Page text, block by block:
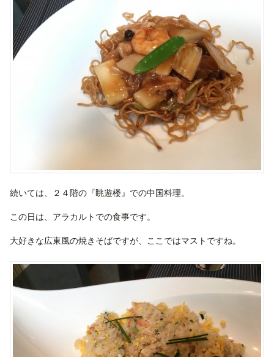
続いては、２４階の『眺遊楼』での中国料理。
この日は、アラカルトでの食事です。
大好きな広東風の焼きそばですが、ここではマストですね。